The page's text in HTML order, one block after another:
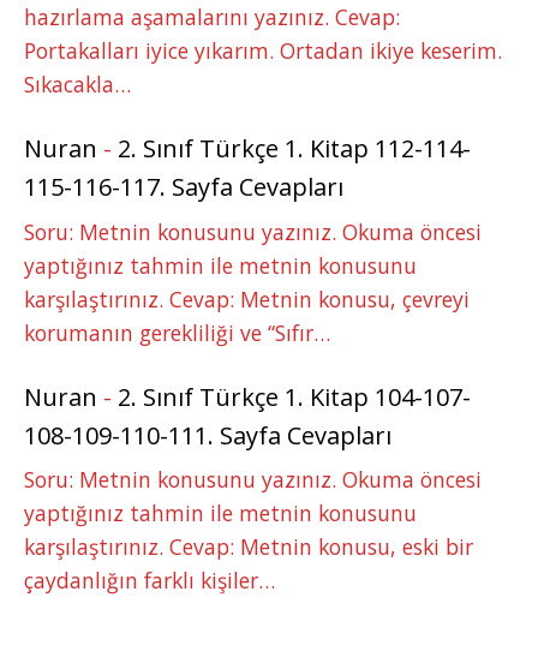
hazırlama aşamalarını yazınız. Cevap:
Portakalları iyice yıkarım. Ortadan ikiye keserim.
Sıkacakla…
Nuran - 2. Sınıf Türkçe 1. Kitap 112-114-
115-116-117. Sayfa Cevapları
Soru: Metnin konusunu yazınız. Okuma öncesi
yaptığınız tahmin ile metnin konusunu
karşılaştırınız. Cevap: Metnin konusu, çevreyi
korumanın gerekliliği ve “Sıfır…
Nuran - 2. Sınıf Türkçe 1. Kitap 104-107-
108-109-110-111. Sayfa Cevapları
Soru: Metnin konusunu yazınız. Okuma öncesi
yaptığınız tahmin ile metnin konusunu
karşılaştırınız. Cevap: Metnin konusu, eski bir
çaydanlığın farklı kişiler…